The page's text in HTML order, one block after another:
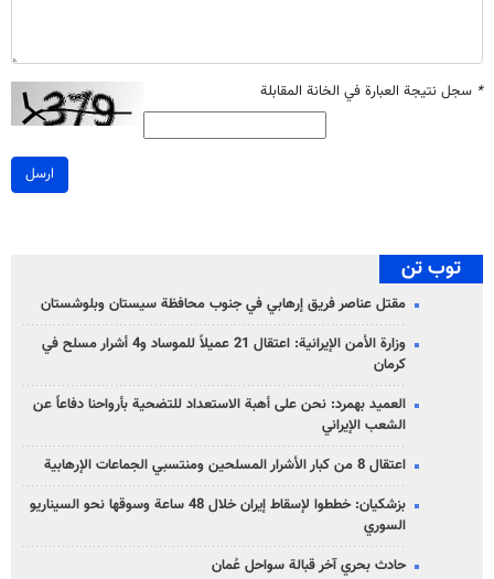
* سجل نتيجة العبارة في الخانة المقابلة
ارسل
توب تن
مقتل عناصر فريق إرهابي في جنوب محافظة سيستان وبلوشستان
وزارة الأمن الإيرانية: اعتقال 21 عميلاً للموساد و4 أشرار مسلح في
كرمان
العميد بهمرد: نحن على أهبة الاستعداد للتضحية بأرواحنا دفاعاً عن
الشعب الإيراني
اعتقال 8 من كبار الأشرار المسلحين ومنتسبي الجماعات الإرهابية
بزشكيان: خططوا لإسقاط إيران خلال 48 ساعة وسوقها نحو السيناريو
السوري
حادث بحري آخر قبالة سواحل عُمان